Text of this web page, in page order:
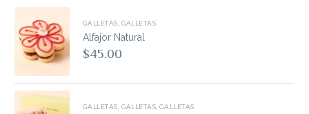
GALLETAS, GALLETAS
Alfajor Natural
$45.00
GALLETAS, GALLETAS,GALLETAS